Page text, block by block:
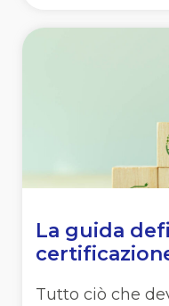
La guida
Tutto ciò che